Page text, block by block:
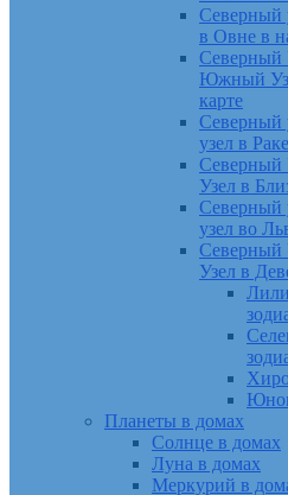
Северный
в Овне в
Северный
Южный
карте
узел в
Узел в
узел во
Узел в
Планеты в домах
Солнце в домах
Луна в домах
Меркурий в